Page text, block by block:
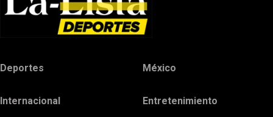
Deportes México
Internacional Entretenimiento